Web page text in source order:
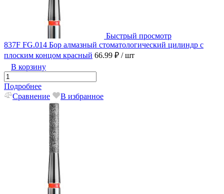
Быстрый просмотр
837F FG.014 Бор алмазный стоматологический цилиндр с
плоским концом красный 66.99 ₽ / шт
В корзину
Подробнее
Сравнение
В избранное